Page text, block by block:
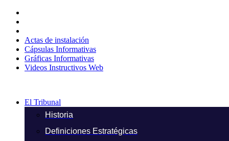
contenido
Actas de instalación
Cápsulas Informativas
Gráficas Informativas
Videos Instructivos Web
El Tribunal
Historia
Definiciones Estratégicas